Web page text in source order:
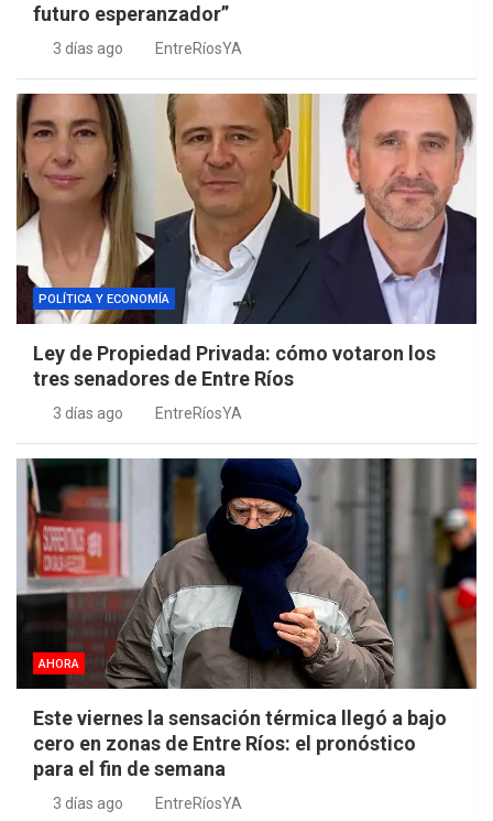
futuro esperanzador”
3 días ago EntreRíosYA
POLÍTICA Y ECONOMÍA
Ley de Propiedad Privada: cómo votaron los
tres senadores de Entre Ríos
3 días ago EntreRíosYA
AHORA
Este viernes la sensación térmica llegó a bajo
cero en zonas de Entre Ríos: el pronóstico
para el fin de semana
3 días ago EntreRíosYA